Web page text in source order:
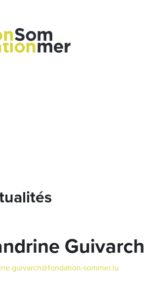
Guivarch
sommer.lu